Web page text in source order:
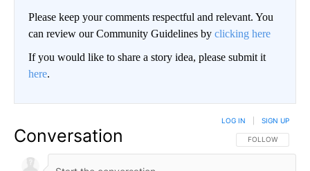
Please keep your comments respectful and relevant. You
can review our Community Guidelines by clicking here
If you would like to share a story idea, please submit it
here.
Conversation FOLLOW THIS
FOLLOW
LOG IN SIGN UP